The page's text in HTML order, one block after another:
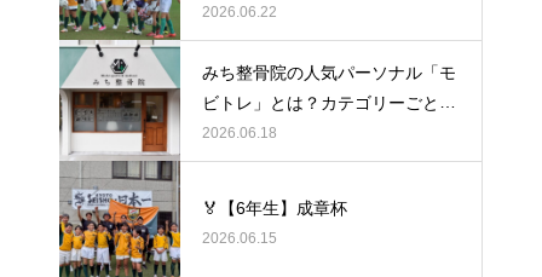
2026.06.22
みち整骨院の人気パーソナル「モ
ビトレ」とは？カテゴリーごとの
ラグビーの悩みをヒントに考え
る、身体のケア
2026.06.18
🏅【6年生】成章杯
2026.06.15